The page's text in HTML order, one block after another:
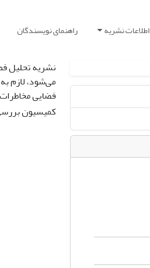
اطلاعات نشریه راهنمای نویسندگان
نشریه تحلیل
می‌شود، لازم
فضایی
کمیسیون